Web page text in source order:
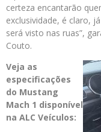
certeza encantarão
exclusividade, é claro,
será visto nas ruas”,
Couto.
Veja as
especificações
do Mustang
Mach 1 disponível
na ALC Veículos: